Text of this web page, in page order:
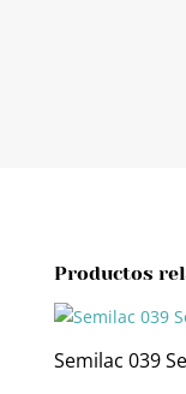
Productos
Semilac 039